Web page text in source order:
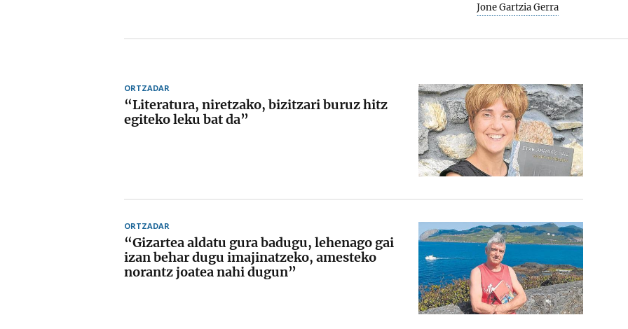
Jone Gartzia Gerra
ORTZADAR
“Literatura, niretzako, bizitzari buruz hitz
egiteko leku bat da”
ORTZADAR
“Gizartea aldatu gura badugu, lehenago gai
izan behar dugu imajinatzeko, amesteko
norantz joatea nahi dugun”